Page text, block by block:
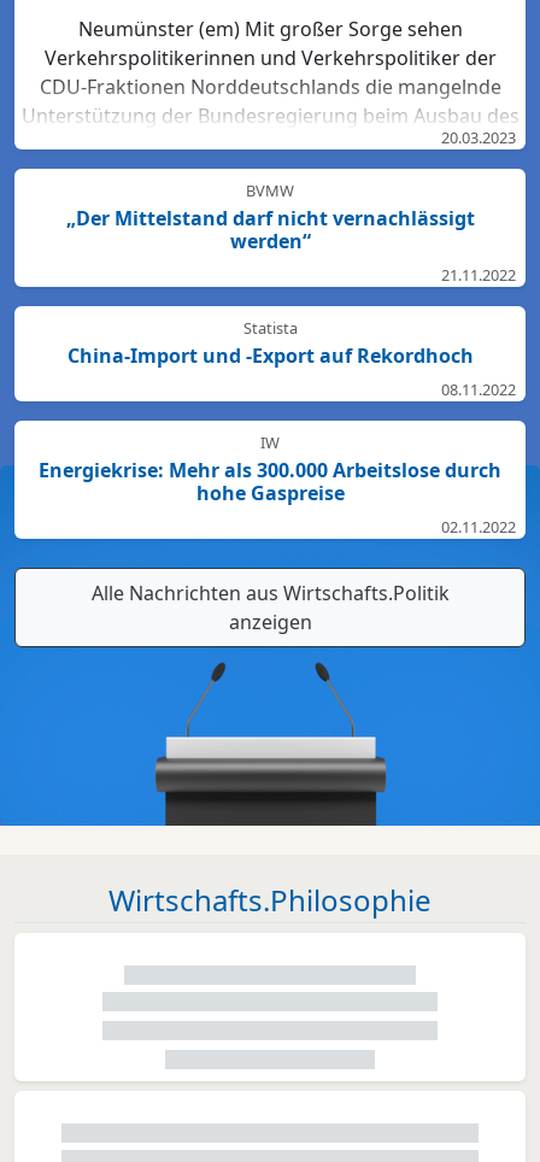
Neumünster (em) Mit großer Sorge sehen
Verkehrspolitikerinnen und Verkehrspolitiker der
CDU-Fraktionen Norddeutschlands die mangelnde
Unterstützung der Bundesregierung beim Ausbau des
Bahn-Netzes. Hartmut Bodeit, mobilitätspolitischer
Sprecher der bremischen CDUBürgerschaftsfraktion,
betont: „Die neuesten Bewertungen der DB Netz AG
lassen keinen Zweifel: Das Schienennetz ist in der
nirgendwo sonst in Deutschland. Für den Start des
Deutschlandtick...
20.03.2023
BVMW
„Der Mittelstand darf nicht vernachlässigt
werden“
21.11.2022
Statista
China-Import und -Export auf Rekordhoch
08.11.2022
IW
Energiekrise: Mehr als 300.000 Arbeitslose durch
hohe Gaspreise
02.11.2022
Alle Nachrichten aus Wirtschafts.Politik
anzeigen
Wirtschafts.Philosophie